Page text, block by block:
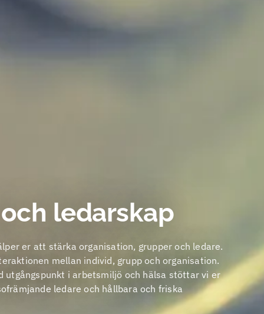
ledarskap
er att stärka organisation, grupper och ledare.
mellan individ, grupp och organisation.
utgångspunkt i arbetsmiljö och hälsa stöttar vi er
ledare och hållbara och friska